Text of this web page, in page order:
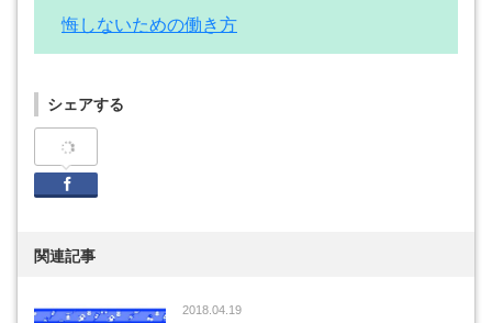
悔しないための働き方
シェアする
関連記事
2018.04.19